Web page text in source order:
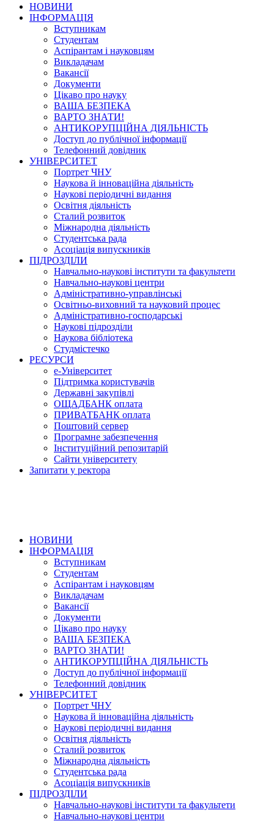
НОВИНИ
ІНФОРМАЦІЯ
Вступникам
Студентам
Аспірантам і науковцям
Викладачам
Вакансії
Документи
Цікаво про науку
ВАША БЕЗПЕКА
ВАРТО ЗНАТИ!
АНТИКОРУПЦІЙНА ДІЯЛЬНІСТЬ
Доступ до публічної інформації
Телефонний довідник
УНІВЕРСИТЕТ
Портрет ЧНУ
Наукова й інноваційна діяльність
Наукові періодичні видання
Освітня діяльність
Сталий розвиток
Міжнародна діяльність
Студентська рада
Асоціація випускників
ПІДРОЗДІЛИ
Навчально-наукові інститути та факультети
Навчально-наукові центри
Адміністративно-управлінські
Освітньо-виховний та науковий процес
Адміністративно-господарські
Наукові підрозділи
Наукова бібліотека
Студмістечко
РЕСУРСИ
е-Університет
Підтримка користувачів
Державні закупівлі
ОЩАДБАНК оплата
ПРИВАТБАНК оплата
Поштовий сервер
Програмне забезпечення
Інституційний репозитарій
Сайти університету
Запитати у ректора
НОВИНИ
ІНФОРМАЦІЯ
Вступникам
Студентам
Аспірантам і науковцям
Викладачам
Вакансії
Документи
Цікаво про науку
ВАША БЕЗПЕКА
ВАРТО ЗНАТИ!
АНТИКОРУПЦІЙНА ДІЯЛЬНІСТЬ
Доступ до публічної інформації
Телефонний довідник
УНІВЕРСИТЕТ
Портрет ЧНУ
Наукова й інноваційна діяльність
Наукові періодичні видання
Освітня діяльність
Сталий розвиток
Міжнародна діяльність
Студентська рада
Асоціація випускників
ПІДРОЗДІЛИ
Навчально-наукові інститути та факультети
Навчально-наукові центри